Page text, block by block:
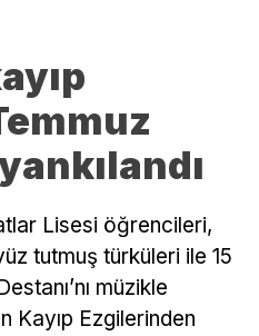
Lisesi öğrencileri,
tutmuş türküleri ile 15
müzikle
Kayıp Ezgilerinden